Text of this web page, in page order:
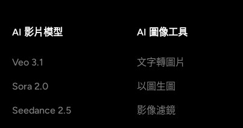
AI 影片模型
Veo 3.1
Sora 2.0
Seedance 2.5
AI 圖像工具
文字轉圖片
以圖生圖
影像濾鏡